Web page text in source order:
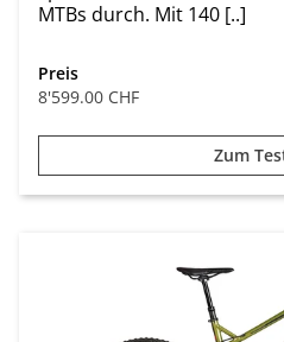
MTBs durch. Mit 140 [..]
Preis
8'599.00 CHF
Zum